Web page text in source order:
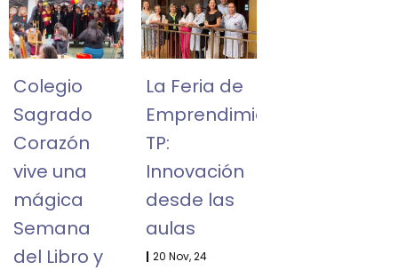
Colegio
Sagrado
Corazón
vive una
mágica
Semana
del Libro y
La Feria de
Emprendimiento
TP:
Innovación
desde las
aulas
| 20 Nov, 24